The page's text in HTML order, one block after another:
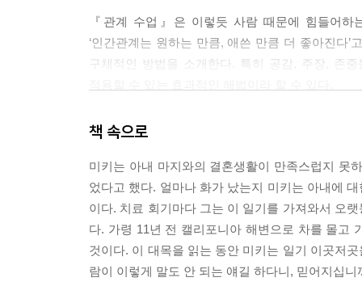
『관계 수업』은 이렇듯 사람 때문에 힘들어
‘인간관계는 원하는 만큼, 애쓴 만큼 더 좋아진다
구체적인 방법을 소개한다. 특히 공감, 주장, 존
지금 불편한 상대가 있다면 그 사람을 떠올리며
돌아보며 스스로 변화하는데 더 집중한 사람은 관
“당신의 인간관계가 얼마나 심하게 망가졌든, 당
회복의 시작이 되어야 합니다.” <오프라 매거진>
시작 해 보자.
책 속으로
미키는 아내 마지와의 결혼생활이 만족스럽지 못
었다고 했다. 얼마나 화가 났는지 미키는 아내에
이다. 치료 회기마다 그는 이 일기를 가져와서 오
다. 가령 11년 전 캘리포니아 해변으로 차를 몰고
것이다. 이 대목을 읽는 동안 미키는 일기 이곳저
람이 이렇게 말도 안 되는 얘길 하다니, 믿어지십